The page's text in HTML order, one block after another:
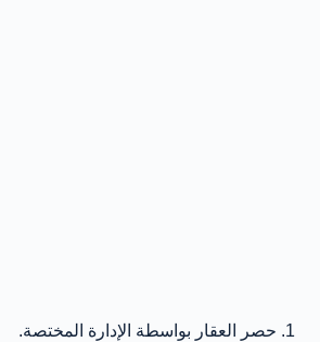
حصر العقار بواسطة الإدارة المختصة.